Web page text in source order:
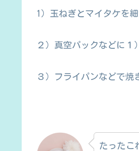
1）玉ねぎとマイタケを細
２）真空パックなどに１
３）フライパンなどで焼
たったこ